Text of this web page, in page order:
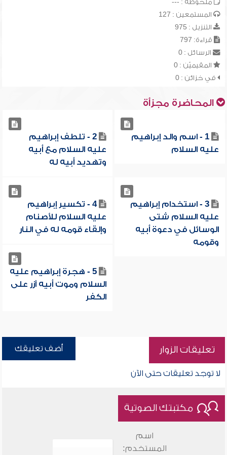
ملحوظة : ---
المستمعين : 127
التنزيل : 975
قراءة: 797
الرسائل : 0
المقيميّن : 0
في خزائن : 0
المحاضرة مجزأة
1 - اسم والد إبراهيم
عليه السلام
2 - تلطف إبراهيم
عليه السلام مع أبيه
وتهديد أبيه له
3 - استخدام إبراهيم
عليه السلام شتى
الوسائل في دعوة أبيه
وقومه
4 - تكسير إبراهيم
عليه السلام للأصنام
وإلقاء قومه له في النار
5 - هجرة إبراهيم عليه
السلام وموت أبيه آزر على
الكفر
تعليقات الزوار أضف تعليقك
لا توجد تعليقات حتى الآن
مكتبتك الصوتية
اسم
المستخدم: